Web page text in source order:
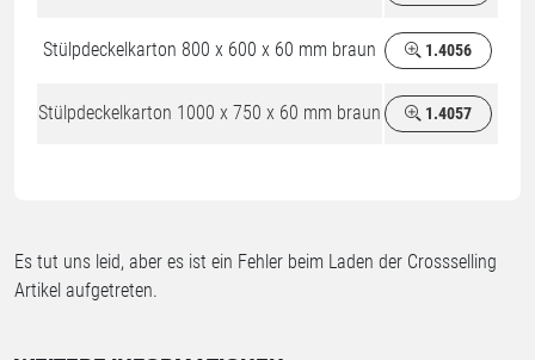
Stülpdeckelkarton 800 x 600 x 60 mm braun 1.4056
Stülpdeckelkarton 1000 x 750 x 60 mm braun 1.4057
Es tut uns leid, aber es ist ein Fehler beim Laden der Crossselling
Artikel aufgetreten.